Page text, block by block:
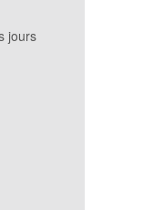
jours